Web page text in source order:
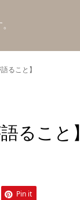
ること】
ること】
Pin it